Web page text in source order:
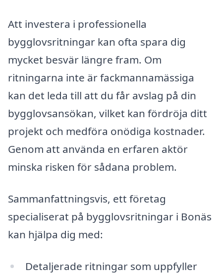
Att investera i professionella
bygglovsritningar kan ofta spara dig
mycket besvär längre fram. Om
ritningarna inte är fackmannamässiga
kan det leda till att du får avslag på din
bygglovsansökan, vilket kan fördröja ditt
projekt och medföra onödiga kostnader.
Genom att använda en erfaren aktör
minska risken för sådana problem.
Sammanfattningsvis, ett företag
specialiserat på bygglovsritningar i Bonäs
kan hjälpa dig med:
Detaljerade ritningar som uppfyller